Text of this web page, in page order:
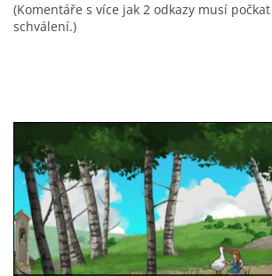
(Komentáře s více jak 2 odkazy musí
schválení.)